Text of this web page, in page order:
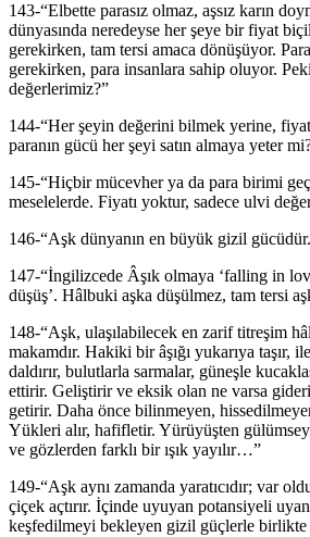
143-“Elbette parasız olmaz, aşsız karın
dünyasında neredeyse her şeye bir fiyat
gerekirken, tam tersi amaca dönüşüyor.
gerekirken, para insanlara sahip oluyor.
değerlerimiz?”
144-“Her şeyin değerini bilmek yerine,
paranın gücü her şeyi satın almaya yeter
145-“Hiçbir mücevher ya da para birimi
meselelerde. Fiyatı yoktur, sadece ulvi
146-“Aşk dünyanın en büyük gizil
147-“İngilizcede Âşık olmaya ‘falling in
düşüş’. Hâlbuki aşka düşülmez, tam tersi
148-“Aşk, ulaşılabilecek en zarif titreşim
makamdır. Hakiki bir âşığı yukarıya taşır,
daldırır, bulutlarla sarmalar, güneşle
ettirir. Geliştirir ve eksik olan ne varsa
getirir. Daha önce bilinmeyen,
Yükleri alır, hafifletir. Yürüyüşten
ve gözlerden farklı bir ışık yayılır…”
149-“Aşk aynı zamanda yaratıcıdır; var
çiçek açtırır. İçinde uyuyan potansiyeli
keşfedilmeyi bekleyen gizil güçlerle birlikte